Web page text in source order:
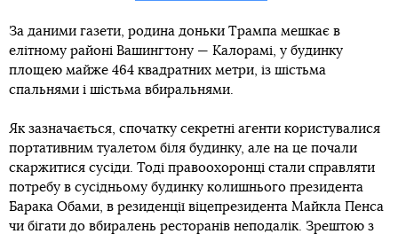
За даними газети, родина доньки Трампа мешкає в
елітному районі Вашингтону — Калорамі, у будинку
площею майже 464 квадратних метри, із шістьма
спальнями і шістьма вбиральнями.
Як зазначається, спочатку секретні агенти користувалися
портативним туалетом біля будинку, але на це почали
скаржитися сусіди. Тоді правоохоронці стали справляти
потребу в сусідньому будинку колишнього президента
Барака Обами, в резиденції віцепрезидента Майкла Пенса
чи бігати до вбиралень ресторанів неподалік. Зрештою з